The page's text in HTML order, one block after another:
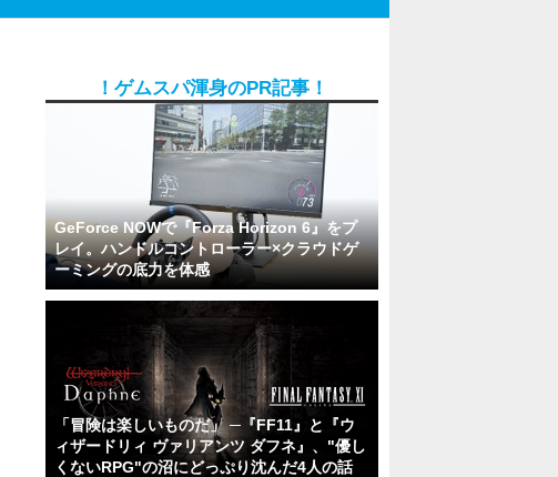
！ゲムスパ渾身のPR記事！
GeForce NOWで『Forza Horizon 6』をプ
レイ。ハンドルコントローラー×クラウドゲ
ーミングの底力を体感
「冒険は楽しいものだ」 ─『FF11』と『ウ
ィザードリィ ヴァリアンツ ダフネ』、"優し
くないRPG"の沼にどっぷり沈んだ4人の話